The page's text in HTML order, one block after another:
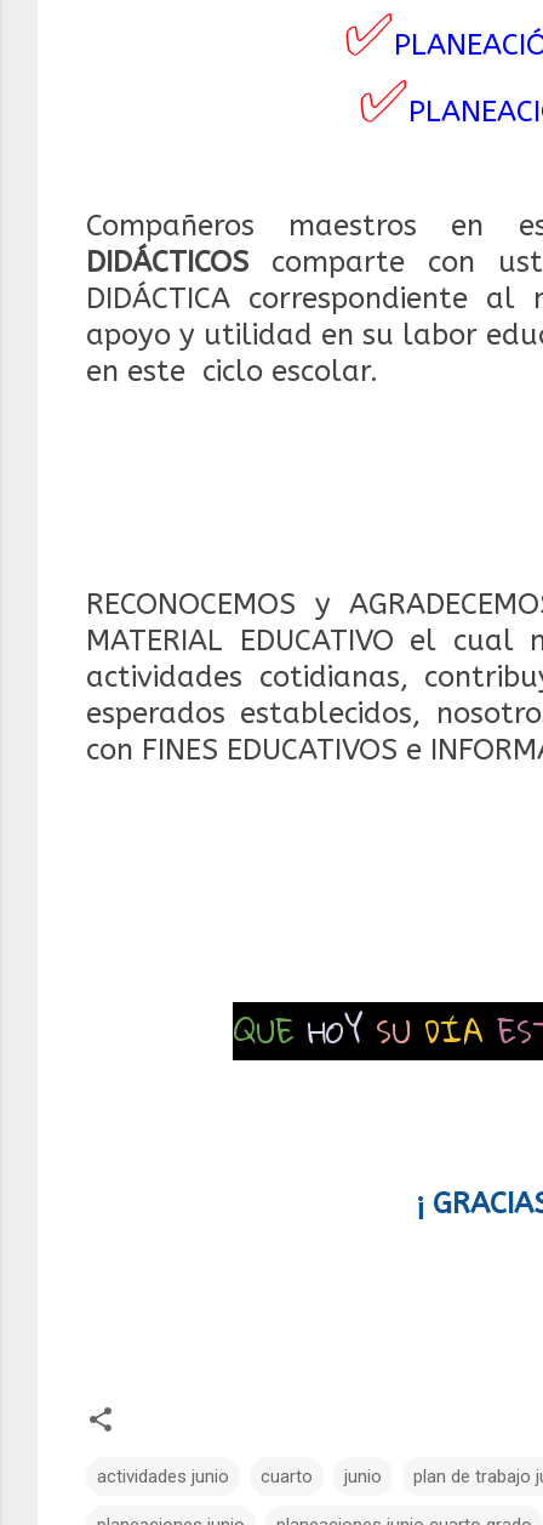
✅
✅
Compañeros maestros en
DIDÁCTICOS comparte con
DIDÁCTICA correspondiente al
apoyo y utilidad en su labor
en este ciclo escolar.
RECONOCEMOS y
MATERIAL EDUCATIVO el
actividades cotidianas,
esperados establecidos,
con FINES EDUCATIVOS e
QUE HOY SU DÍA
¡
actividades junio cuarto junio plan de trabajo